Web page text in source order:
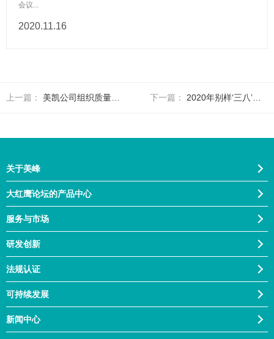
会议...
2020.11.16
上一篇： 美凯公司组织质量管理培训 下一篇： 2020年别样‘三八’节 致敬疫情里最美的她们
关于美峰
大红鹰论坛的产品中心
服务与市场
研发创新
法规认证
可持续发展
新闻中心